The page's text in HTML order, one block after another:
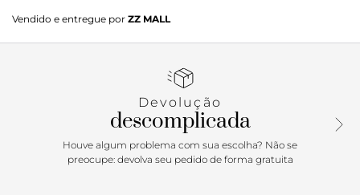
surge ainda mais irresistível nessa versão que traz toda a
sofisticação do design minimal e a modernidade do salto
monocromática a transformam em um verdadeiro curinga
Aposta ideal para atualizar o look em apenas sum toque!
Vendido e entregue por ZZ MALL
Devolução
descomplicada
Houve algum problema com sua escolha? Não se
preocupe: devolva seu pedido de forma gratuita